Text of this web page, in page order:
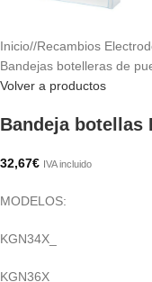
Inicio/ Recambios
Bandejas botelleras de
Volver a productos
Bandeja botellas
32,67€ IVA incluido
MODELOS:
KGN34X_
KGN36X_